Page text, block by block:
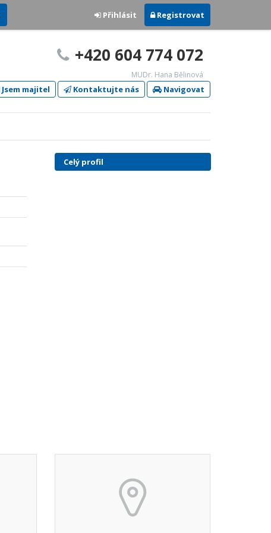
Přihlásit Registrovat
+420 604 774 072
MUDr. Hana Bělinová
Jsem majitel Kontaktujte nás Navigovat
Celý profil